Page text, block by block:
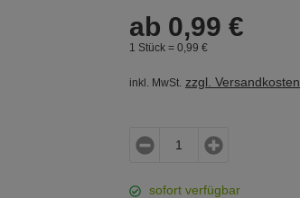
ab 0,99 €
1 Stück = 0, 99 €
inkl. MwSt. zzgl. Versandkosten
sofort verfügbar